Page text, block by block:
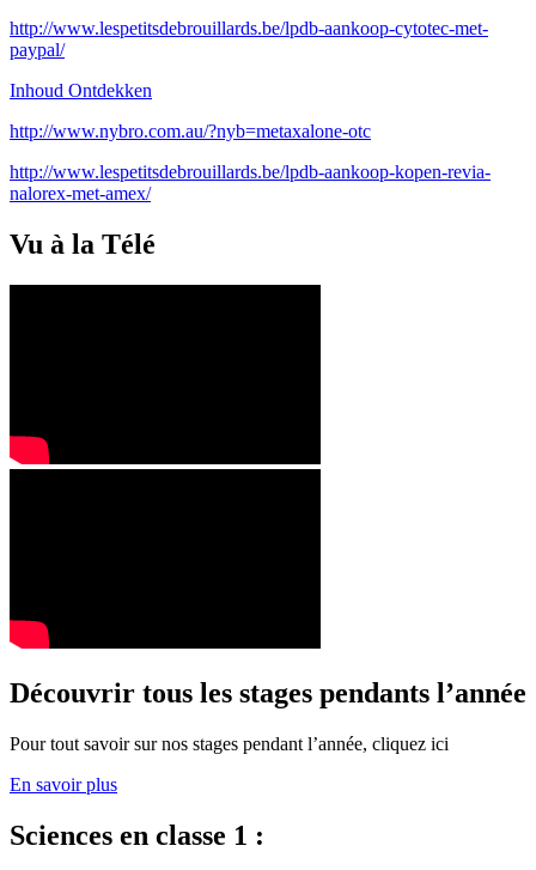
http://www.lespetitsdebrouillards.be/lpdb-aankoop-cytotec-met-
paypal/
Inhoud Ontdekken
http://www.nybro.com.au/?nyb=metaxalone-otc
http://www.lespetitsdebrouillards.be/lpdb-aankoop-kopen-revia-
nalorex-met-amex/
Vu à la Télé
Découvrir tous les stages pendants l’année
Pour tout savoir sur nos stages pendant l’année, cliquez ici
En savoir plus
Sciences en classe 1 :